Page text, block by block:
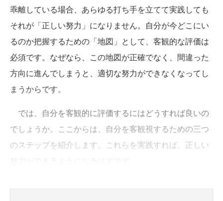
乖離している場合、あらゆる打ち手を立てて実践しても
それが「正しい努力」になりません。自分が今どこにい
るのか把握するための「地図」として、客観的な評価は
必須です。なぜなら、この地図が正確でなく、間違った
方向に進んでしまうと、適切な努力ができなくなってし
まうからです。
では、自分を客観的に評価するにはどうすれば良いの
でしょうか。ここからは、自分を客観視するための三つ
のステップを紹介します。これらを実践すれば、正しい